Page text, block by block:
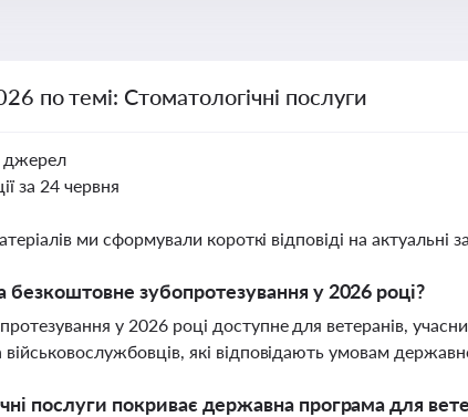
по темі: Стоматологічні послуги
джерел
за 24 червня
ми сформували короткі відповіді на актуальні
безкоштовне зубопротезування у 2026 році?
у 2026 році доступне для ветеранів,
військовослужбовців, які відповідають умовам
послуги покриває державна програма для